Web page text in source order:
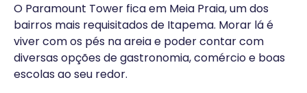
O Paramount Tower fica em Meia Praia, um dos
bairros mais requisitados de Itapema. Morar lá é
viver com os pés na areia e poder contar com
diversas opções de gastronomia, comércio e boas
escolas ao seu redor.